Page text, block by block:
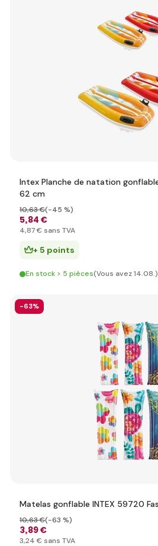
Intex Planche de natation
62 cm
5,84 €
10,63 €(-45 %)
4,87 € sans TVA
+ 5 points
En stock > 5 pièces(Vous avez 14.08.)
-63%
Matelas gonflable INTEX 59720
3,89 €
10,63 €(-63 %)
3,24 € sans TVA